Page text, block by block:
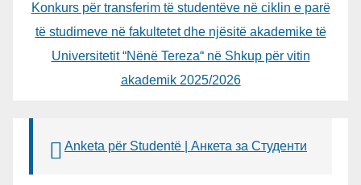
Konkurs për transferim të studentëve në ciklin e parë
të studimeve në fakultetet dhe njësitë akademike të
Universitetit “Nënë Tereza“ në Shkup për vitin
akademik 2025/2026
Anketa për Studentë | Анкета за Студенти